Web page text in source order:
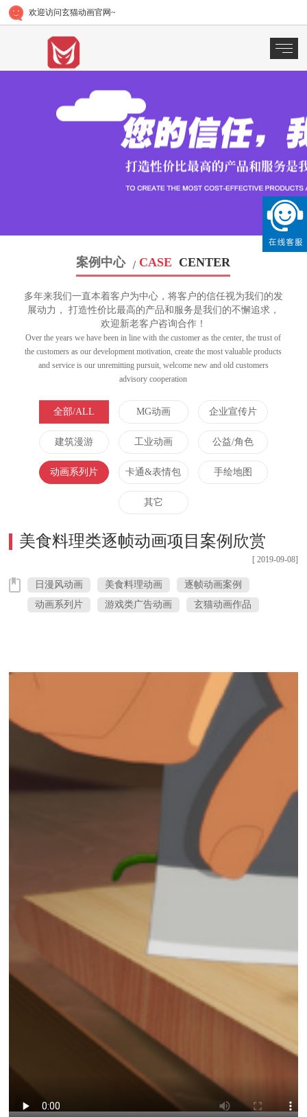
欢迎访问玄猫动画官网~
案例中心 CASE CENTER
多年来我们一直本着客户为中心，将客户的信任视为我们的发
展动力， 打造性价比最高的产品和服务是我们的不懈追求，
欢迎新老客户咨询合作！
Over the years we have been in line with the customer as the center, the trust of
the customers as our development motivation, create the most valuable products
and service is our unremitting pursuit, welcome new and old customers
advisory cooperation
全部/ALL MG动画 企业宣传片
建筑漫游 工业动画 公益/角色
动画系列片 卡通&表情包 手绘地图
其它
美食料理类逐帧动画项目案例欣赏
[ 2019-09-08]
日漫风动画 美食料理动画
逐帧动画案例
动画系列片
游戏类广告动画 玄猫动画作品